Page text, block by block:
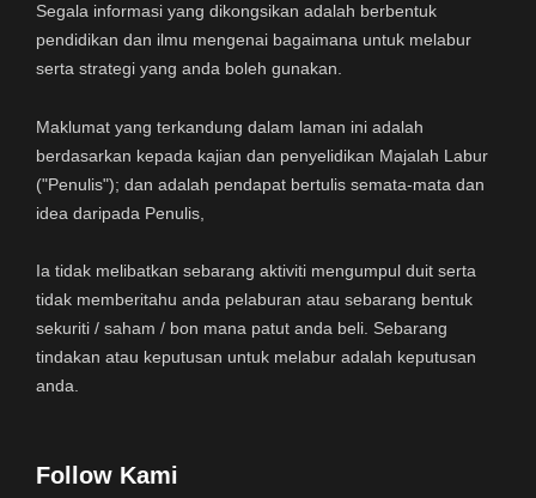
Segala informasi yang dikongsikan adalah berbentuk
pendidikan dan ilmu mengenai bagaimana untuk melabur
serta strategi yang anda boleh gunakan.
Maklumat yang terkandung dalam laman ini adalah
berdasarkan kepada kajian dan penyelidikan Majalah Labur
("Penulis"); dan adalah pendapat bertulis semata-mata dan
idea daripada Penulis,
Ia tidak melibatkan sebarang aktiviti mengumpul duit serta
tidak memberitahu anda pelaburan atau sebarang bentuk
sekuriti / saham / bon mana patut anda beli. Sebarang
tindakan atau keputusan untuk melabur adalah keputusan
anda.
Follow Kami